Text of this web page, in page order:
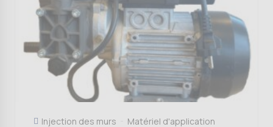
Injection des murs Matériel d'application